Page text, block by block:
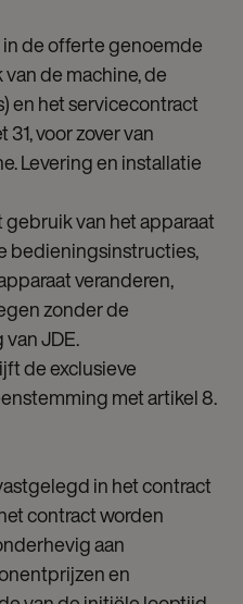
de offerte genoemde
de machine, de
en het servicecontract
voor zover van
Levering en installatie
van het apparaat
bedieningsinstructies,
veranderen,
zonder de
JDE.
de exclusieve
met artikel 8.
in het contract
contract worden
aan
en